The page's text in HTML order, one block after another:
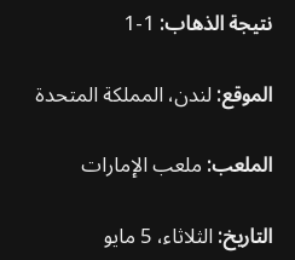
نتيجة الذهاب: 1-1
الموقع:لندن، المملكة المتحدة
الملعب:ملعب الإمارات
التاريخ:الثلاثاء، 5 مايو